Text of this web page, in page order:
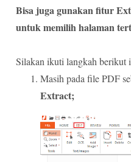
Bisa juga gunakan fitur
untuk memilih halaman
Silakan ikuti langkah berikut
Masih pada file PDF
Extract;